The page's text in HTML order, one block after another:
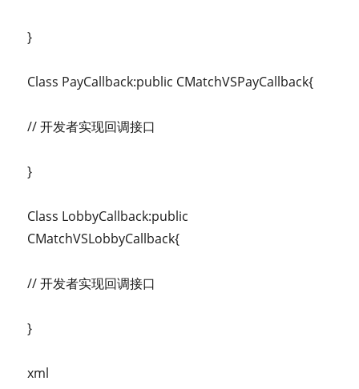
}
Class PayCallback:public CMatchVSPayCallback{
// 开发者实现回调接口
}
Class LobbyCallback:public
CMatchVSLobbyCallback{
// 开发者实现回调接口
}
xml